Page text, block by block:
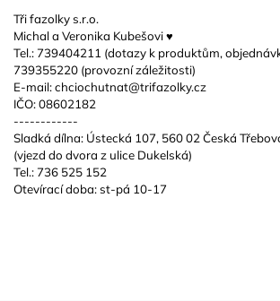
Tři fazolky s.r.o.
Michal a Veronika Kubešovi ♥️
Tel.: 739404211 (dotazy k produktům,
739355220 (provozní záležitosti)
E-mail: chciochutnat@trifazolky.cz
IČO: 08602182
------------
Sladká dílna: Ústecká 107, 560 02 Česká
(vjezd do dvora z ulice Dukelská)
Tel.: 736 525 152
Otevírací doba: st-pá 10-17